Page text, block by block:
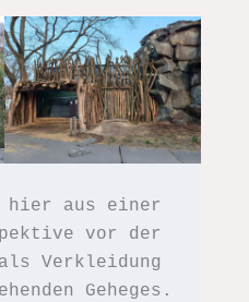
hier aus einer
vor der
Verkleidung
Geheges.